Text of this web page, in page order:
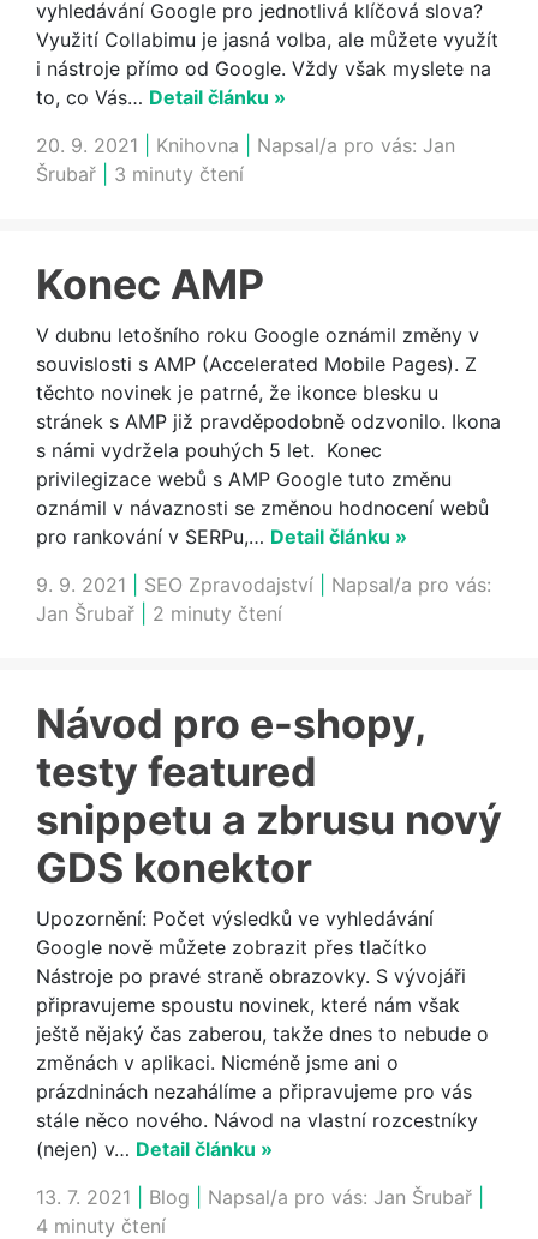
vyhledávání Google pro jednotlivá klíčová slova?
Využití Collabimu je jasná volba, ale můžete využít
i nástroje přímo od Google. Vždy však myslete na
to, co Vás… Detail článku »
20. 9. 2021
Knihovna Napsal/a pro vás: Jan
Šrubař
3 minuty čtení
Konec AMP
V dubnu letošního roku Google oznámil změny v
souvislosti s AMP (Accelerated Mobile Pages). Z
těchto novinek je patrné, že ikonce blesku u
stránek s AMP již pravděpodobně odzvonilo. Ikona
s námi vydržela pouhých 5 let. Konec
privilegizace webů s AMP Google tuto změnu
oznámil v návaznosti se změnou hodnocení webů
pro rankování v SERPu,… Detail článku »
9. 9. 2021
SEO Zpravodajství
Napsal/a pro vás:
Jan Šrubař
2 minuty čtení
Návod pro e-shopy,
testy featured
snippetu a zbrusu nový
GDS konektor
Upozornění: Počet výsledků ve vyhledávání
Google nově můžete zobrazit přes tlačítko
Nástroje po pravé straně obrazovky. S vývojáři
připravujeme spoustu novinek, které nám však
ještě nějaký čas zaberou, takže dnes to nebude o
změnách v aplikaci. Nicméně jsme ani o
prázdninách nezahálíme a připravujeme pro vás
stále něco nového. Návod na vlastní rozcestníky
(nejen) v… Detail článku »
13. 7. 2021
Blog Napsal/a pro vás: Jan Šrubař
4 minuty čtení